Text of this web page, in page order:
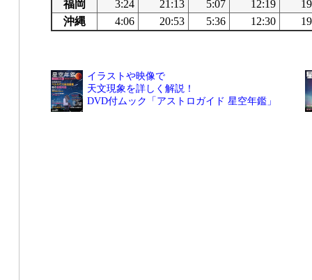
福岡
3:24 21:13 5:07 12:19
沖縄
4:06 20:53 5:36 12:30
イラストや映像で
天文現象を詳しく解説！
DVD付ムック「アストロガイド 星空年鑑」